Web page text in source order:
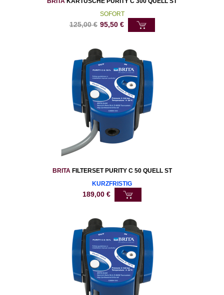
SOFORT
125,00€ 95,50€
BRITAFILTERSET PURITY C 50 QUELL ST
KURZFRISTIG
189,00 €